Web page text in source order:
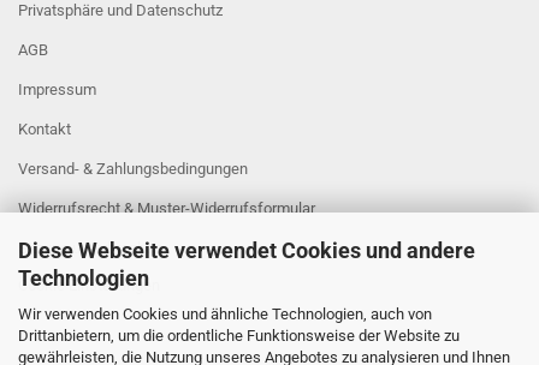
Diese Webseite verwendet Cookies und andere
Technologien
Wir verwenden Cookies und ähnliche Technologien, auch von
Drittanbietern, um die ordentliche Funktionsweise der Website zu
gewährleisten, die Nutzung unseres Angebotes zu analysieren und Ihnen
Privatsphäre und Datenschutz
AGB
Impressum
Kontakt
Versand- & Zahlungsbedingungen
Widerrufsrecht & Muster-Widerrufsformular
Sitzung unterbrochen
Cookie Einstellungen